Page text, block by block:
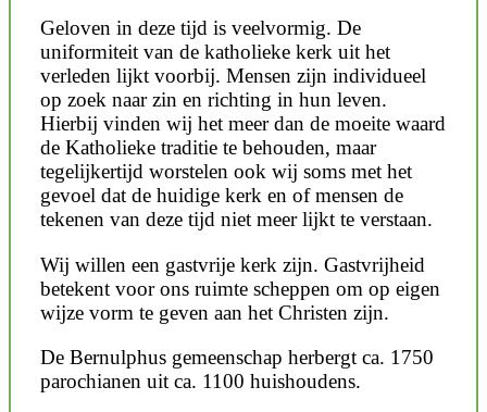
Geloven in deze tijd is veelvormig. De
uniformiteit van de katholieke kerk uit het
verleden lijkt voorbij. Mensen zijn individueel
op zoek naar zin en richting in hun leven.
Hierbij vinden wij het meer dan de moeite waard
de Katholieke traditie te behouden, maar
tegelijkertijd worstelen ook wij soms met het
gevoel dat de huidige kerk en of mensen de
tekenen van deze tijd niet meer lijkt te verstaan.
Wij willen een gastvrije kerk zijn. Gastvrijheid
betekent voor ons ruimte scheppen om op eigen
wijze vorm te geven aan het Christen zijn.
De Bernulphus gemeenschap herbergt ca. 1750
parochianen uit ca. 1100 huishoudens.